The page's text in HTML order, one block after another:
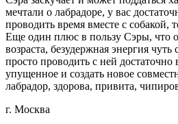
мечтали о лабрадоре, у вас
проводить время вместе с собакой,
Еще один плюс в пользу Сэры, что
возраста, безудержная энергия
просто проводить с ней достаточно
упущенное и создать новое
лабрадор, здорова, привита,
г. Москва